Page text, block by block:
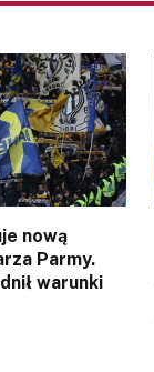
nową
Parmy.
warunki